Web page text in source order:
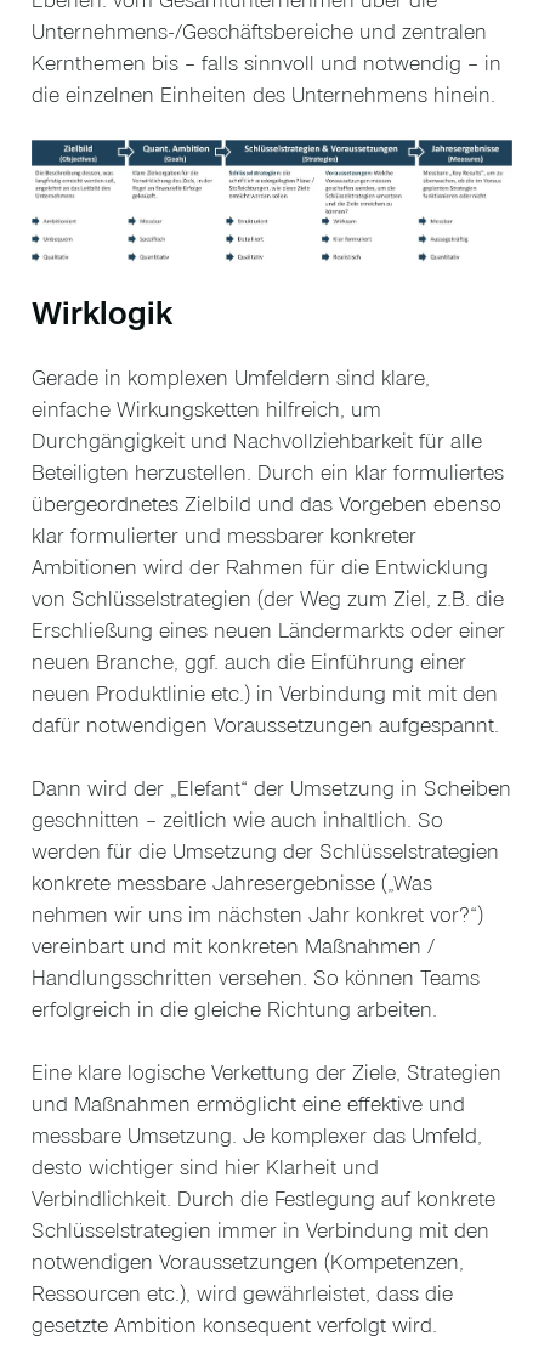
Unternehmens-/Geschäftsbereiche und zentralen
Kernthemen bis – falls sinnvoll und notwendig – in
die einzelnen Einheiten des Unternehmens hinein.
Wirklogik
Gerade in komplexen Umfeldern sind klare,
einfache Wirkungsketten hilfreich, um
Durchgängigkeit und Nachvollziehbarkeit für alle
Beteiligten herzustellen. Durch ein klar formuliertes
übergeordnetes Zielbild und das Vorgeben ebenso
klar formulierter und messbarer konkreter
Ambitionen wird der Rahmen für die Entwicklung
von Schlüsselstrategien (der Weg zum Ziel, z.B. die
Erschließung eines neuen Ländermarkts oder einer
neuen Branche, ggf. auch die Einführung einer
neuen Produktlinie etc.) in Verbindung mit mit den
dafür notwendigen Voraussetzungen aufgespannt.
Dann wird der „Elefant“ der Umsetzung in Scheiben
geschnitten – zeitlich wie auch inhaltlich. So
werden für die Umsetzung der Schlüsselstrategien
konkrete messbare Jahresergebnisse („Was
nehmen wir uns im nächsten Jahr konkret vor?“)
vereinbart und mit konkreten Maßnahmen /
Handlungsschritten versehen. So können Teams
erfolgreich in die gleiche Richtung arbeiten.
Eine klare logische Verkettung der Ziele, Strategien
und Maßnahmen ermöglicht eine effektive und
messbare Umsetzung. Je komplexer das Umfeld,
desto wichtiger sind hier Klarheit und
Verbindlichkeit. Durch die Festlegung auf konkrete
Schlüsselstrategien immer in Verbindung mit den
notwendigen Voraussetzungen (Kompetenzen,
Ressourcen etc.), wird gewährleistet, dass die
gesetzte Ambition konsequent verfolgt wird.